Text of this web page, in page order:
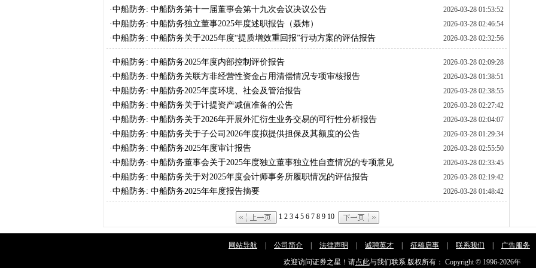
选人的审核意见
·中船防务: 中船防务第十一届董事会第十九次会议决议公告 2026-03-28 01:53:52
·中船防务: 中船防务独立董事2025年度述职报告（聂炜） 2026-03-28 02:46:54
·中船防务: 中船防务关于2025年度“提质增效重回报”行动方案的评估报告 2026-03-28 02:32:56
·中船防务: 中船防务2025年度内部控制评价报告 2026-03-28 02:09:28
·中船防务: 中船防务关联方非经营性资金占用清偿情况专项审核报告 2026-03-28 01:38:51
·中船防务: 中船防务2025年度环境、社会及管治报告 2026-03-28 02:38:55
·中船防务: 中船防务关于计提资产减值准备的公告 2026-03-28 02:27:42
·中船防务: 中船防务关于2026年开展外汇衍生业务交易的可行性分析报告 2026-03-28 02:04:07
·中船防务: 中船防务关于子公司2026年度拟提供担保及其额度的公告 2026-03-28 01:29:34
·中船防务: 中船防务2025年度审计报告 2026-03-28 02:55:50
·中船防务: 中船防务董事会关于2025年度独立董事独立性自查情况的专项意见 2026-03-28 02:33:45
·中船防务: 中船防务关于对2025年度会计师事务所履职情况的评估报告 2026-03-28 02:19:42
·中船防务: 中船防务2025年年度报告摘要 2026-03-28 01:48:42
1 2 3 4 5 6 7 8 9 10
网站导航 公司简介 法律声明 诚聘英才 征稿启事 联系我们 广告服务
欢迎访问证券之星！请点此与我们联系 版权所有： Copyright © 1996-2026年